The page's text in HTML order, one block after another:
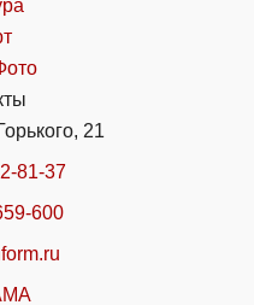
21
81-37
600